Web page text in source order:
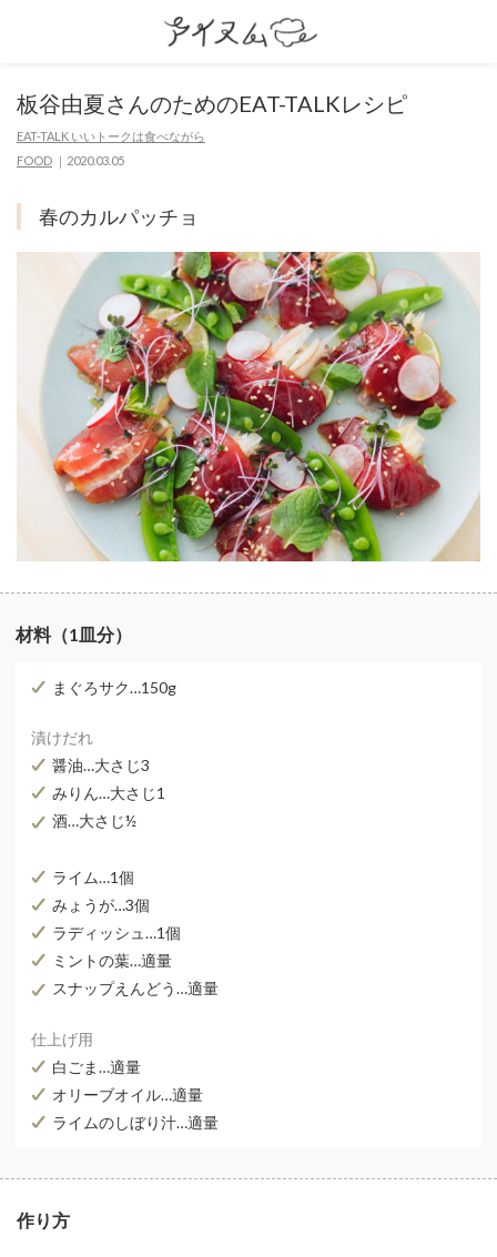
板谷由夏さんのためのEAT-TALKレシピ
EAT-TALK いいトークは食べながら
FOOD
2020.03.05
春のカルパッチョ
材料（1皿分）
まぐろサク…150g
漬けだれ
醤油…大さじ3
みりん…大さじ1
酒…大さじ½
ライム…1個
みょうが…3個
ラディッシュ…1個
ミントの葉…適量
スナップえんどう…適量
仕上げ用
白ごま…適量
オリーブオイル…適量
ライムのしぼり汁…適量
作り方